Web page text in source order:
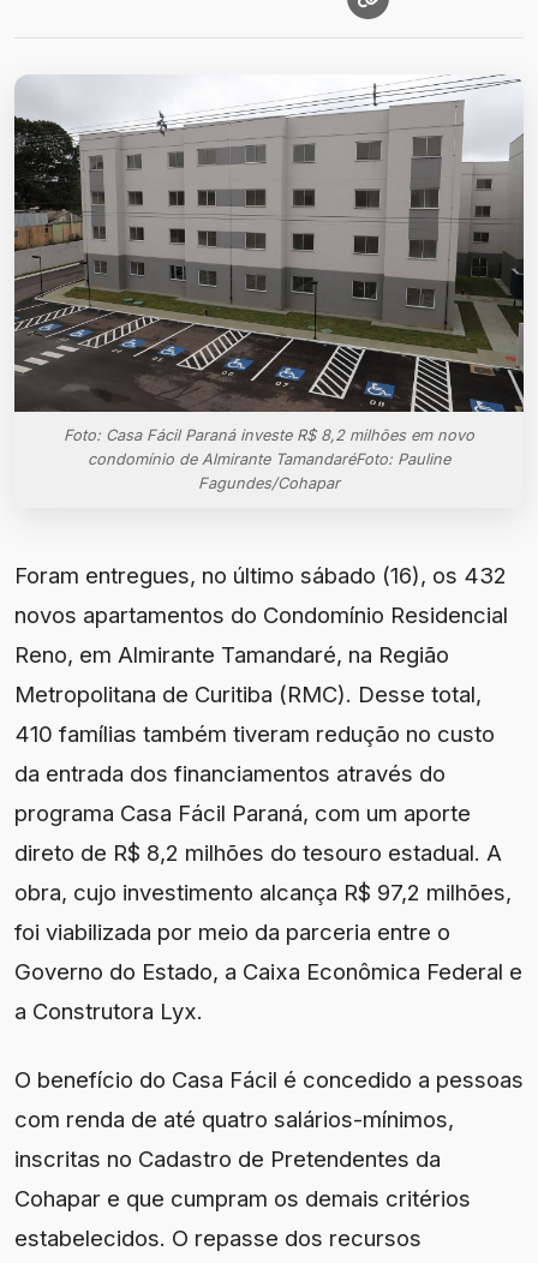
Foto: Casa Fácil Paraná investe R$ 8,2 milhões em novo
condomínio de Almirante TamandaréFoto: Pauline
Fagundes/Cohapar
Foram entregues, no último sábado (16), os 432
novos apartamentos do Condomínio Residencial
Reno, em Almirante Tamandaré, na Região
Metropolitana de Curitiba (RMC). Desse total,
410 famílias também tiveram redução no custo
da entrada dos financiamentos através do
programa Casa Fácil Paraná, com um aporte
direto de R$ 8,2 milhões do tesouro estadual. A
obra, cujo investimento alcança R$ 97,2 milhões,
foi viabilizada por meio da parceria entre o
Governo do Estado, a Caixa Econômica Federal e
a Construtora Lyx.
O benefício do Casa Fácil é concedido a pessoas
com renda de até quatro salários-mínimos,
inscritas no Cadastro de Pretendentes da
Cohapar e que cumpram os demais critérios
estabelecidos. O repasse dos recursos